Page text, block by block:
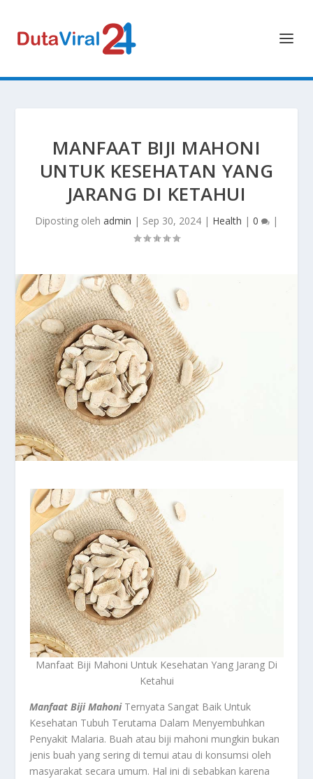
MANFAAT BIJI MAHONI
UNTUK KESEHATAN YANG
JARANG DI KETAHUI
Diposting oleh admin | Sep 30, 2024 | Health | 0 |
Manfaat Biji Mahoni Untuk Kesehatan Yang Jarang Di
Ketahui
Manfaat Biji MahoniTernyata Sangat Baik Untuk
Kesehatan Tubuh Terutama Dalam Menyembuhkan
Penyakit Malaria. Buah atau biji mahoni mungkin bukan
jenis buah yang sering di temui atau di konsumsi oleh
masyarakat secara umum. Hal ini di sebabkan karena